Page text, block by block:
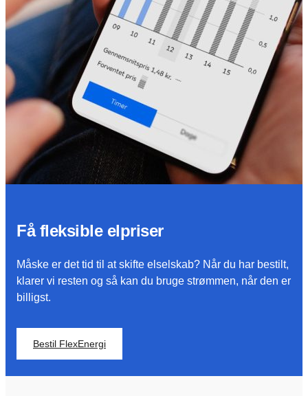
Få fleksible elpriser
Måske er det tid til at skifte elselskab? Når du har bestilt,
klarer vi resten og så kan du bruge strømmen, når den er
billigst.
Bestil FlexEnergi